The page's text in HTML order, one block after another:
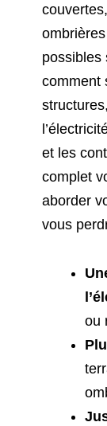
possibles
comment
et les
complet
aborder
vous
ou